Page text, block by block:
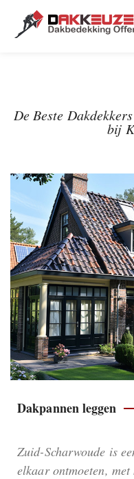
De Beste
bij
Dakpannen leggen
Zuid-Scharwoude is
elkaar ontmoeten,